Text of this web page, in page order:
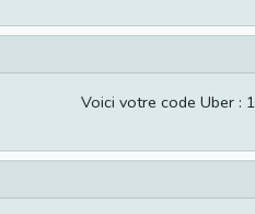
Voici votre code Uber :